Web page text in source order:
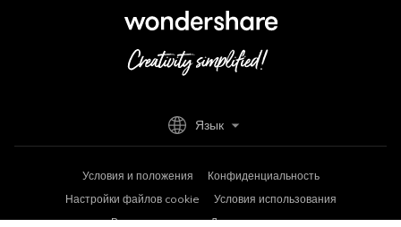
Условия и положения
Конфиденциальность
Настройки файлов cookie
Условия использования
Возврат средств
Деинсталляция
Язык